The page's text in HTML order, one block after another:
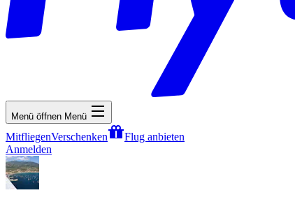
Menü öffnen Menü
MitfliegenVerschenken
Flug anbieten
Anmelden